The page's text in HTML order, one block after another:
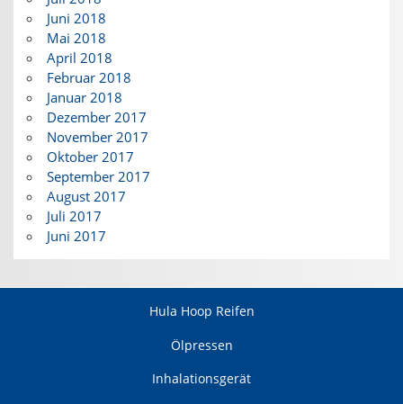
Juni 2018
Mai 2018
April 2018
Februar 2018
Januar 2018
Dezember 2017
November 2017
Oktober 2017
September 2017
August 2017
Juli 2017
Juni 2017
Hula Hoop Reifen
Ölpressen
Inhalationsgerät